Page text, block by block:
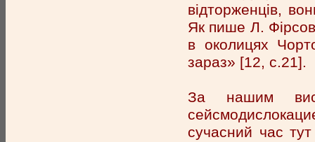
відторженців,
Як пише Л.
в околицях
зараз» [12, с.21].
За нашим
сучасний час тут